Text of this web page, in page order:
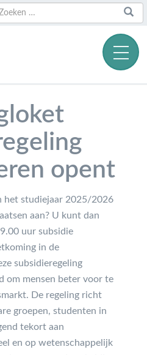
opent
het studiejaar 2025/2026
aan? U kunt dan
uur subsidie
in de
subsidieregeling
om mensen beter voor te
De regeling richt
groepen, studenten in
tekort aan
en op wetenschappelijk